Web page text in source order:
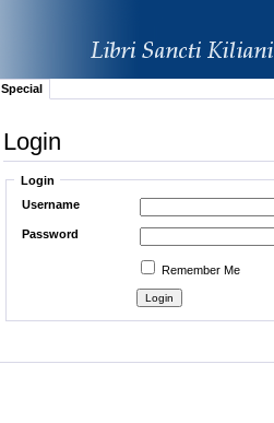
Special
Login
Login
Username
Password
Remember Me